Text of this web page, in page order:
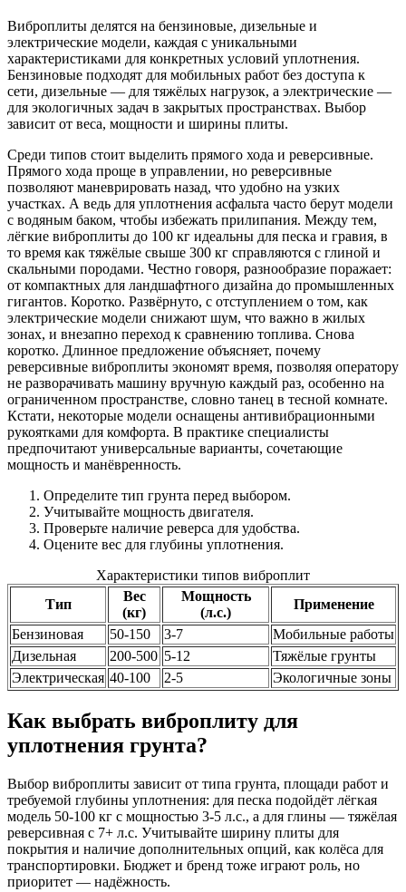
Виброплиты делятся на бензиновые, дизельные и
электрические модели, каждая с уникальными
характеристиками для конкретных условий уплотнения.
Бензиновые подходят для мобильных работ без доступа к
сети, дизельные — для тяжёлых нагрузок, а электрические —
для экологичных задач в закрытых пространствах. Выбор
зависит от веса, мощности и ширины плиты.
Среди типов стоит выделить прямого хода и реверсивные.
Прямого хода проще в управлении, но реверсивные
позволяют маневрировать назад, что удобно на узких
участках. А ведь для уплотнения асфальта часто берут модели
с водяным баком, чтобы избежать прилипания. Между тем,
лёгкие виброплиты до 100 кг идеальны для песка и гравия, в
то время как тяжёлые свыше 300 кг справляются с глиной и
скальными породами. Честно говоря, разнообразие поражает:
от компактных для ландшафтного дизайна до промышленных
гигантов. Коротко. Развёрнуто, с отступлением о том, как
электрические модели снижают шум, что важно в жилых
зонах, и внезапно переход к сравнению топлива. Снова
коротко. Длинное предложение объясняет, почему
реверсивные виброплиты экономят время, позволяя оператору
не разворачивать машину вручную каждый раз, особенно на
ограниченном пространстве, словно танец в тесной комнате.
Кстати, некоторые модели оснащены антивибрационными
рукоятками для комфорта. В практике специалисты
предпочитают универсальные варианты, сочетающие
мощность и манёвренность.
Определите тип грунта перед выбором.
Учитывайте мощность двигателя.
Проверьте наличие реверса для удобства.
Оцените вес для глубины уплотнения.
Характеристики типов виброплит
Тип
Вес
(кг)
Мощность
(л.с.)
Применение
Бензиновая
50-150 3-7
Мобильные работы
Дизельная
200-500 5-12
Тяжёлые грунты
Электрическая 40-100 2-5 Экологичные зоны
Как выбрать виброплиту для
уплотнения грунта?
Выбор виброплиты зависит от типа грунта, площади работ и
требуемой глубины уплотнения: для песка подойдёт лёгкая
модель 50-100 кг с мощностью 3-5 л.с., а для глины — тяжёлая
реверсивная с 7+ л.с. Учитывайте ширину плиты для
покрытия и наличие дополнительных опций, как колёса для
транспортировки. Бюджет и бренд тоже играют роль, но
приоритет — надёжность.